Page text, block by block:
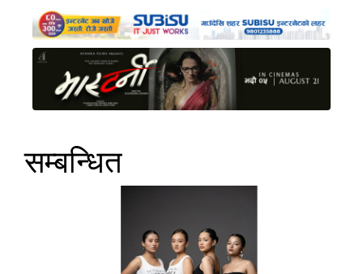
सम्बन्धित